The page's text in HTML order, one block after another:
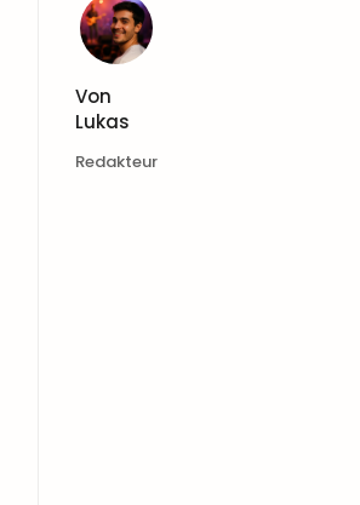
Von
Lukas
Redakteur